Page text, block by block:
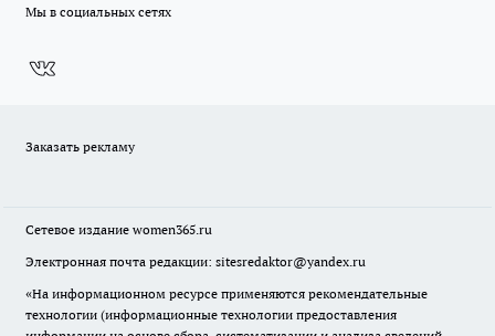
Мы в социальных сетях
Заказать рекламу
Сетевое издание women365.ru
Электронная почта редакции: sitesredaktor@yandex.ru
«На информационном ресурсе применяются рекомендательные
технологии (информационные технологии предоставления